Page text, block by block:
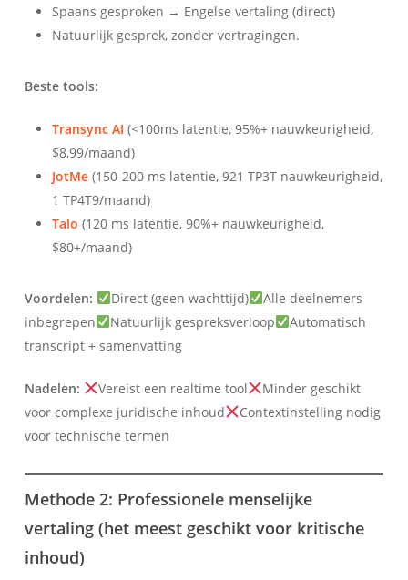
Spaans gesproken → Engelse vertaling (direct)
Natuurlijk gesprek, zonder vertragingen.
Beste tools:
Transync AI (<100ms latentie, 95%+ nauwkeurigheid,
$8,99/maand)
JotMe(150-200 ms latentie, 921 TP3T nauwkeurigheid,
1 TP4T9/maand)
Talo (120 ms latentie, 90%+ nauwkeurigheid,
$80+/maand)
Voordelen: Direct (geen wachttijd)
Alle deelnemers
inbegrepen
Natuurlijk gespreksverloop
Automatisch
transcript + samenvatting
Nadelen: Vereist een realtime tool
Minder geschikt
voor complexe juridische inhoud
Contextinstelling nodig
voor technische termen
Methode 2: Professionele menselijke
vertaling (het meest geschikt voor kritische
inhoud)